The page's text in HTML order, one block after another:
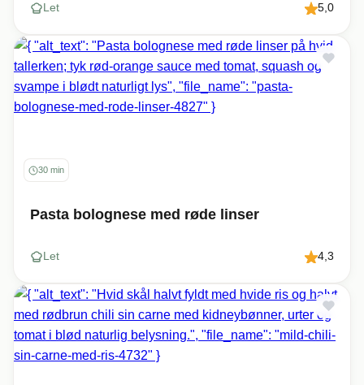
Let 5,0
30 min
Pasta bolognese med røde linser
Let 4,3